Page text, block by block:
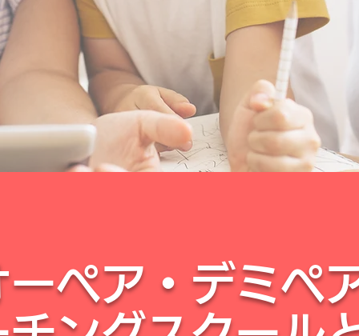
ーぺア・デミペ